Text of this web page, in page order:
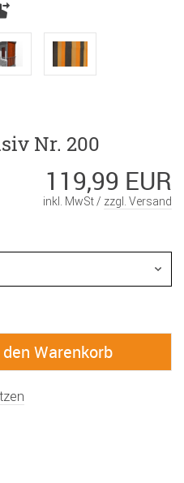
Nr. 200
119,99 EUR
inkl. MwSt / zzgl. Versand